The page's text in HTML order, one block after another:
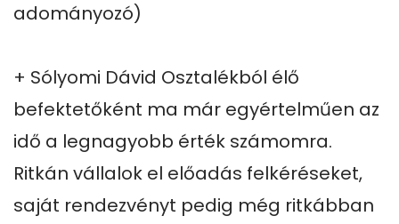
adományozó)
+ Sólyomi Dávid Osztalékból élő
befektetőként ma már egyértelműen az
idő a legnagyobb érték számomra.
Ritkán vállalok el előadás felkéréseket,
saját rendezvényt pedig még ritkábban